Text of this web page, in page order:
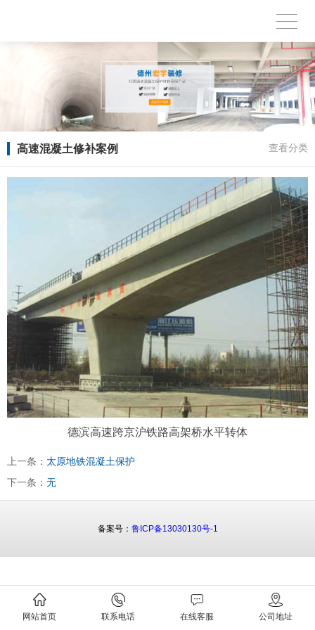
高速混凝土修补案例 查看分类
德滨高速跨京沪铁路高架桥水平转体
上一条： 太原地铁混凝土保护
下一条： 无
网站首页 联系电话 在线客服 公司地址
备案号： 鲁ICP备13030130号-1